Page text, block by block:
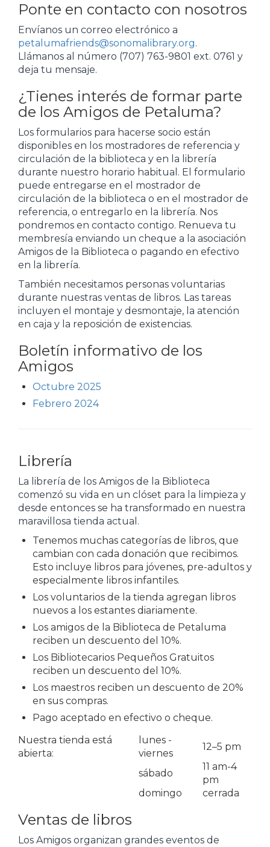
Ponte en contacto con nosotros
Envíanos un correo electrónico a
petalumafriends@sonomalibrary.org.
Llámanos al número (707) 763-9801 ext. 0761 y
deja tu mensaje.
¿Tienes interés de formar parte
de los Amigos de Petaluma?
Los formularios para hacerse socio están
disponibles en los mostradores de referencia y
circulación de la biblioteca y en la librería
durante nuestro horario habitual. El formulario
puede entregarse en el mostrador de
circulación de la biblioteca o en el mostrador de
referencia, o entregarlo en la librería. Nos
pondremos en contacto contigo. Renueva tu
membresía enviando un cheque a la asociación
Amigos de la Biblioteca o pagando en efectivo
en la librería.
También necesitamos personas voluntarias
durante nuestras ventas de libros. Las tareas
incluyen el montaje y desmontaje, la atención
en caja y la reposición de existencias.
Boletín informativo de los
Amigos
Octubre 2025
Febrero 2024
Librería
La librería de los Amigos de la Biblioteca
comenzó su vida en un clóset para la limpieza y
desde entonces se ha transformado en nuestra
maravillosa tienda actual.
Tenemos muchas categorías de libros, que
cambian con cada donación que recibimos.
Esto incluye libros para jóvenes, pre-adultos y
especialmente libros infantiles.
Los voluntarios de la tienda agregan libros
nuevos a los estantes diariamente.
Los amigos de la Biblioteca de Petaluma
reciben un descuento del 10%.
Los Bibliotecarios Pequeños Gratuitos
reciben un descuento del 10%.
Los maestros reciben un descuento de 20%
en sus compras.
Pago aceptado en efectivo o cheque.
Nuestra tienda está
abierta:
lunes -
viernes
12–5 pm
sábado
11 am-4
pm
domingo
cerrada
Ventas de libros
Los Amigos organizan grandes eventos de